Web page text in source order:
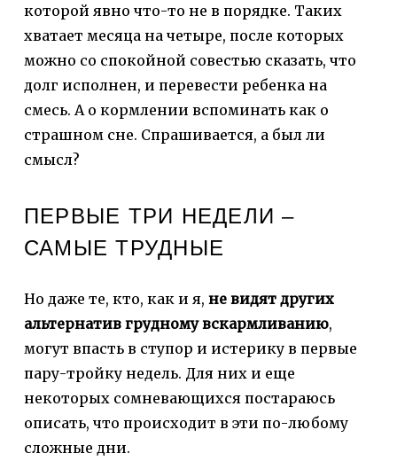
которой явно что-то не в порядке. Таких
хватает месяца на четыре, после которых
можно со спокойной совестью сказать, что
долг исполнен, и перевести ребенка на
смесь. А о кормлении вспоминать как о
страшном сне. Спрашивается, а был ли
смысл?
ПЕРВЫЕ ТРИ НЕДЕЛИ –
САМЫЕ ТРУДНЫЕ
Но даже те, кто, как и я, не видят других
альтернатив грудному вскармливанию,
могут впасть в ступор и истерику в первые
пару-тройку недель. Для них и еще
некоторых сомневающихся постараюсь
описать, что происходит в эти по-любому
сложные дни.